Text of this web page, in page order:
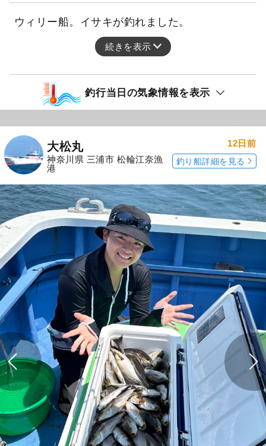
ウィリー船。イサキが釣れました。
続きを表示
釣行当日の気象情報を表示
大松丸
神奈川県 三浦市 松輪江奈漁
港
12日前
釣り船詳細を見る